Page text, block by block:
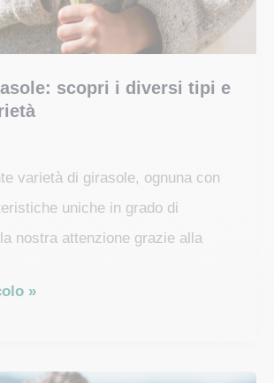
scopri i diversi tipi e
varietà di girasole, ognuna con
uniche in grado di
nostra attenzione grazie alla
»